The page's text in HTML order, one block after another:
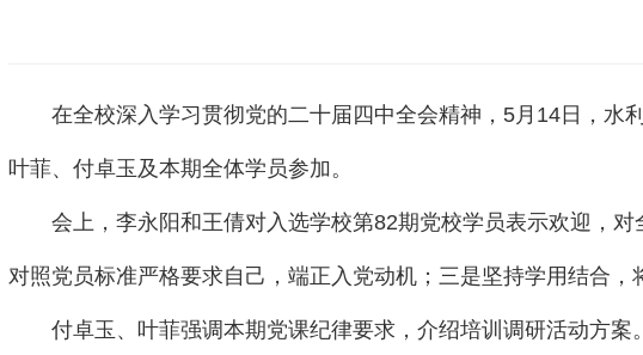
在全校深入学习贯彻党的二十届四中全会精神，5月14日，
叶菲、付卓玉及本期全体学员参加。
会上，李永阳和王倩对入选学校第82期党校学员表示欢迎，
对照党员标准严格要求自己，端正入党动机；三是坚持学用结合
付卓玉、叶菲强调本期党课纪律要求，介绍培训调研活动方案。